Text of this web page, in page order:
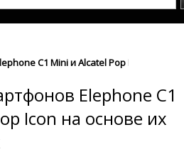
C1 Mini и Alcatel Pop Icon по
Elephone C1
Icon на основе их